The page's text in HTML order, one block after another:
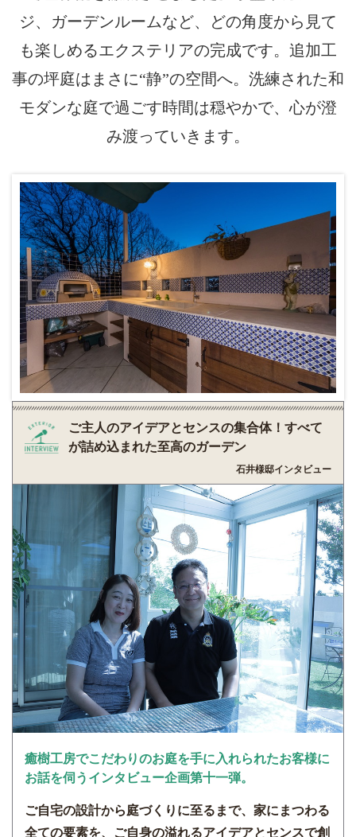
ジ、ガーデンルームなど、どの角度から見て
も楽しめるエクステリアの完成です。追加工
事の坪庭はまさに“静”の空間へ。洗練された和
モダンな庭で過ごす時間は穏やかで、心が澄
み渡っていきます。
ご主人のアイデアとセンスの集合体！すべて
が詰め込まれた至高のガーデン
石井様邸インタビュー
癒樹工房でこだわりのお庭を手に入れられたお客様に
お話を伺うインタビュー企画第十一弾。
ご自宅の設計から庭づくりに至るまで、家にまつわる
全ての要素を、ご自身の溢れるアイデアとセンスで創